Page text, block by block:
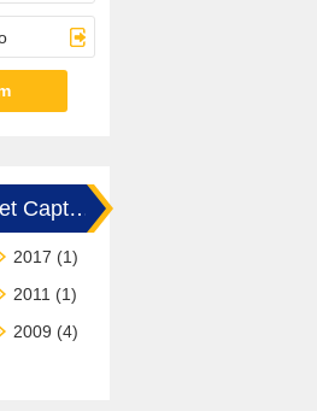
Bán xe Chevrolet Captiva
2017 (1)
2011 (1)
2009 (4)